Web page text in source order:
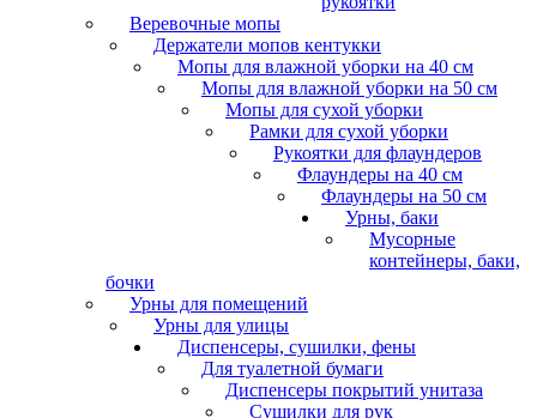
Веревочные мопы
Держатели мопов кентукки
Мопы для влажной уборки на 40 см
Мопы для влажной уборки на 50 см
Мопы для сухой уборки
Рамки для сухой уборки
Рукоятки для флаундеров
Флаундеры на 40 см
Флаундеры на 50 см
Урны, баки
Мусорные
контейнеры, баки,
бочки
Урны для помещений
Урны для улицы
Диспенсеры, сушилки, фены
Для туалетной бумаги
Диспенсеры покрытий унитаза
Сушилки для рук